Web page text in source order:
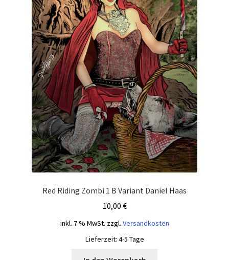
Red Riding Zombi 1 B Variant Daniel Haas
10,00 €
inkl. 7 % MwSt. zzgl. Versandkosten
Lieferzeit: 4-5 Tage